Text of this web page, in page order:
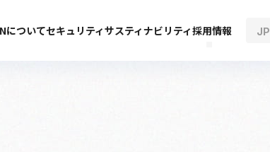
についてセキュリティサスティナビリティ採用情報 JP